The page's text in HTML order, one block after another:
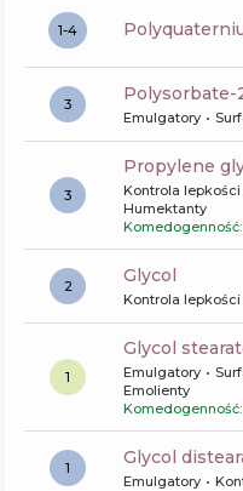
1-4
3 polysorbate-
Emulgatory
3
propylene
Kontrola lepkości
Humektanty
2 glycol
Kontrola lepkości
1
glycol
Emulgatory
Emolienty
1 glycol
Emulgatory